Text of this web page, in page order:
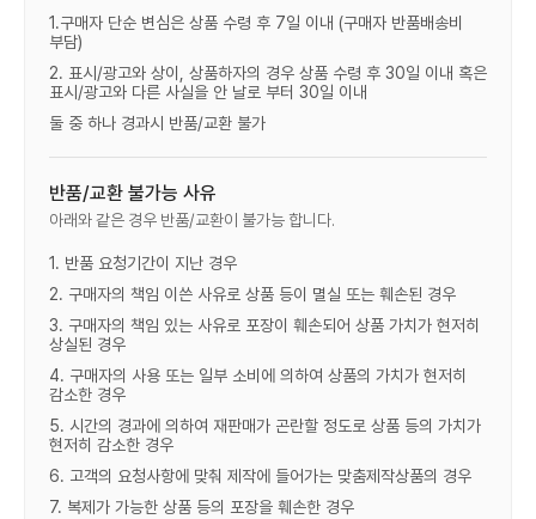
1.구매자 단순 변심은 상품 수령 후 7일 이내 (구매자 반품배송비
부담)
2. 표시/광고와 상이, 상품하자의 경우 상품 수령 후 30일 이내 혹은
표시/광고와 다른 사실을 안 날로 부터 30일 이내
둘 중 하나 경과시 반품/교환 불가
반품/교환 불가능 사유
아래와 같은 경우 반품/교환이 불가능 합니다.
1. 반품 요청기간이 지난 경우
2. 구매자의 책임 이쓴 사유로 상품 등이 멸실 또는 훼손된 경우
3. 구매자의 책임 있는 사유로 포장이 훼손되어 상품 가치가 현저히
상실된 경우
4. 구매자의 사용 또는 일부 소비에 의하여 상품의 가치가 현저히
감소한 경우
5. 시간의 경과에 의하여 재판매가 곤란할 정도로 상품 등의 가치가
현저히 감소한 경우
6. 고객의 요청사항에 맞춰 제작에 들어가는 맞춤제작상품의 경우
7. 복제가 가능한 상품 등의 포장을 훼손한 경우